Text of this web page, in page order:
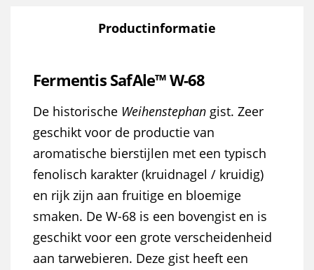
Productinformatie
Fermentis SafAle™ W-68
De historische Weihenstephan gist. Zeer
geschikt voor de productie van
aromatische bierstijlen met een typisch
fenolisch karakter (kruidnagel / kruidig)
en rijk zijn aan fruitige en bloemige
smaken. De W-68 is een bovengist en is
geschikt voor een grote verscheidenheid
aan tarwebieren. Deze gist heeft een